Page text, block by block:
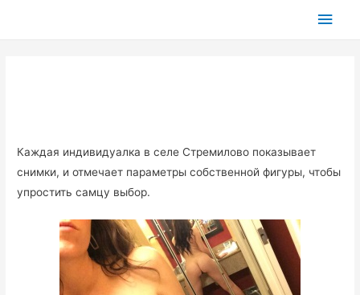
Каждая индивидуалка в селе Стремилово показывает
снимки, и отмечает параметры собственной фигуры, чтобы
упростить самцу выбор.